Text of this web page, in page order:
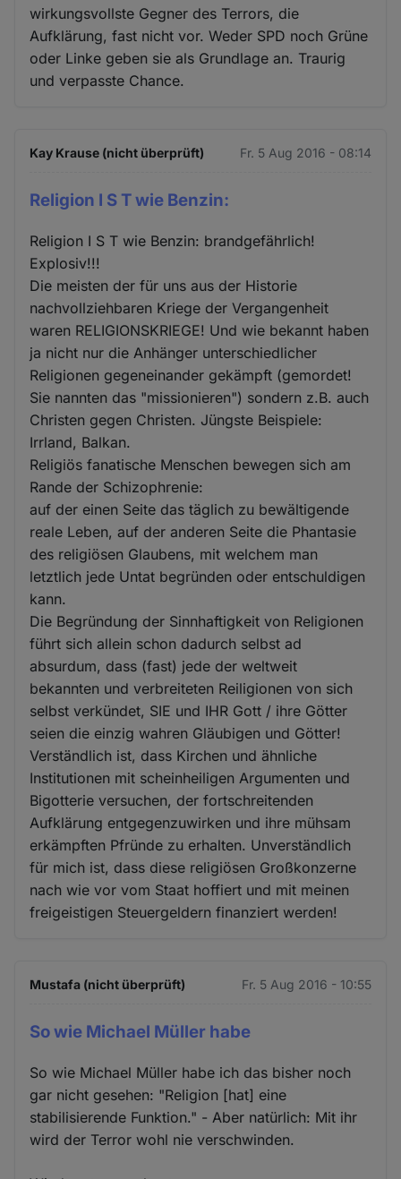
wirkungsvollste Gegner des Terrors, die
Aufklärung, fast nicht vor. Weder SPD noch Grüne
oder Linke geben sie als Grundlage an. Traurig
und verpasste Chance.
Kay Krause (nicht überprüft) Fr. 5 Aug 2016 - 08:14
Religion I S T wie Benzin:
Religion I S T wie Benzin: brandgefährlich!
Explosiv!!!
Die meisten der für uns aus der Historie
nachvollziehbaren Kriege der Vergangenheit
waren RELIGIONSKRIEGE! Und wie bekannt haben
ja nicht nur die Anhänger unterschiedlicher
Religionen gegeneinander gekämpft (gemordet!
Sie nannten das "missionieren") sondern z.B. auch
Christen gegen Christen. Jüngste Beispiele:
Irrland, Balkan.
Religiös fanatische Menschen bewegen sich am
Rande der Schizophrenie:
auf der einen Seite das täglich zu bewältigende
reale Leben, auf der anderen Seite die Phantasie
des religiösen Glaubens, mit welchem man
letztlich jede Untat begründen oder entschuldigen
kann.
Die Begründung der Sinnhaftigkeit von Religionen
führt sich allein schon dadurch selbst ad
absurdum, dass (fast) jede der weltweit
bekannten und verbreiteten Reiligionen von sich
selbst verkündet, SIE und IHR Gott / ihre Götter
seien die einzig wahren Gläubigen und Götter!
Verständlich ist, dass Kirchen und ähnliche
Institutionen mit scheinheiligen Argumenten und
Bigotterie versuchen, der fortschreitenden
Aufklärung entgegenzuwirken und ihre mühsam
erkämpften Pfründe zu erhalten. Unverständlich
für mich ist, dass diese religiösen Großkonzerne
nach wie vor vom Staat hoffiert und mit meinen
freigeistigen Steuergeldern finanziert werden!
Mustafa (nicht überprüft) Fr. 5 Aug 2016 - 10:55
So wie Michael Müller habe
So wie Michael Müller habe ich das bisher noch
gar nicht gesehen: "Religion [hat] eine
stabilisierende Funktion." - Aber natürlich: Mit ihr
wird der Terror wohl nie verschwinden.